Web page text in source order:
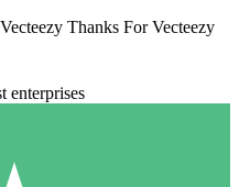
Thanks For Vecteezy
enterprises